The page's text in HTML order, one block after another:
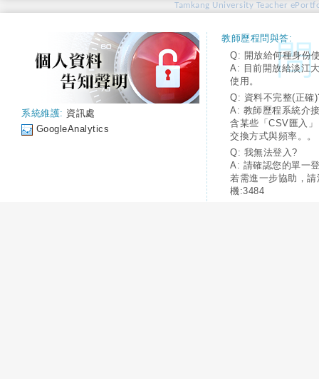
Tamkang University Teacher
系統維護: 資訊處
GoogleAnalytics
教師歷程問與答:
Q: 開放給何種身份
A: 目前開放給淡江
使用。
Q: 資料不完整(正確
A: 教師歷程系統介
含某些「CSV匯入
交換方式與頻率。。
Q: 我無法登入?
A: 請確認您的單一
若需進一步協助，
機:3484